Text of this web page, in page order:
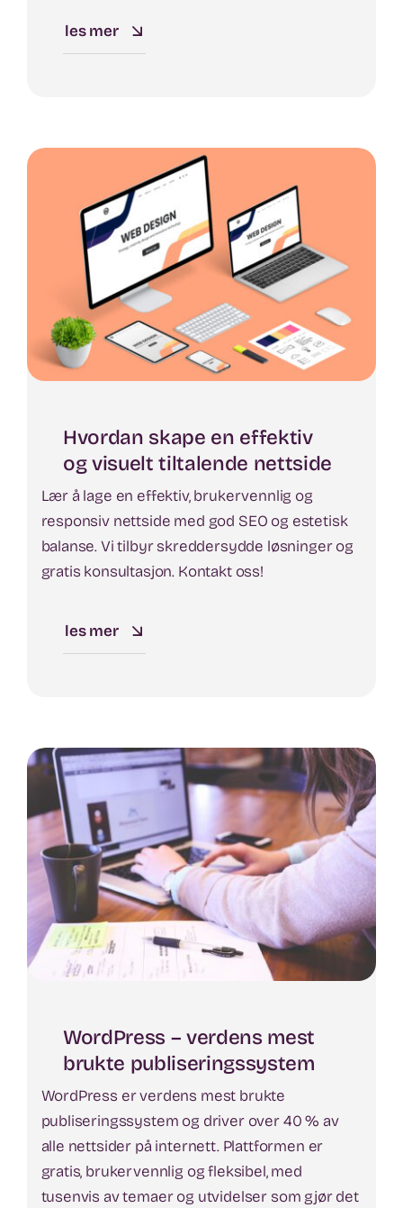
les mer
Hvordan skape en effektiv
og visuelt tiltalende nettside
Lær å lage en effektiv, brukervennlig og
responsiv nettside med god SEO og estetisk
balanse. Vi tilbyr skreddersydde løsninger og
gratis konsultasjon. Kontakt oss!
les mer
WordPress – verdens mest
brukte publiseringssystem
WordPress er verdens mest brukte
publiseringssystem og driver over 40 % av
alle nettsider på internett. Plattformen er
gratis, brukervennlig og fleksibel, med
tusenvis av temaer og utvidelser som gjør det